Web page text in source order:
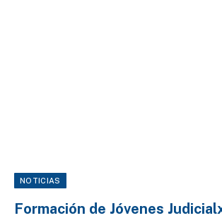
NOTICIAS
Formación de Jóvenes